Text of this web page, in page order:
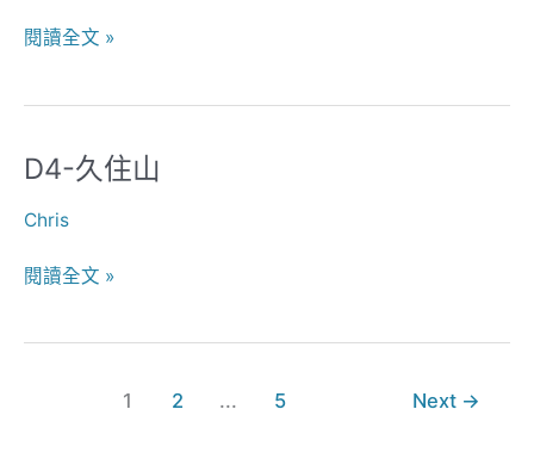
閱讀全文 »
D4-久住山
Chris
D4-
住
閱讀全文 »
1 2 ... 5 Next →